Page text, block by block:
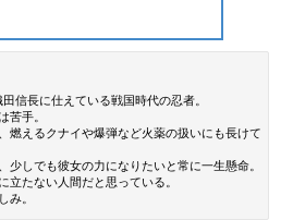
信長に仕えている戦国時代の忍者。
苦手。
燃えるクナイや爆弾など火薬の扱いにも長けて
少しでも彼女の力になりたいと常に一生懸命。
立たない人間だと思っている。
み。